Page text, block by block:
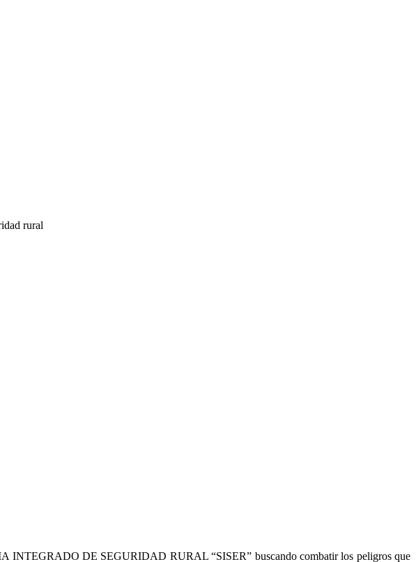
rural
INTEGRADO DE SEGURIDAD RURAL “SISER” buscando combatir los peligros que